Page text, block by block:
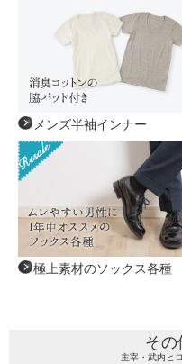
メンズ半袖インナー
極上素材のソックス各種
その
主宰・武内ヒ